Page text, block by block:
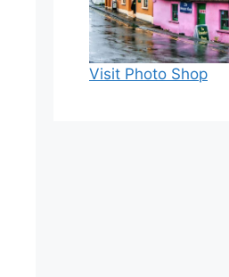
Visit Photo Shop